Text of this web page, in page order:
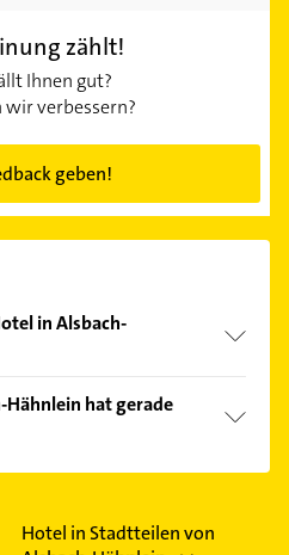
zählt!
Ihnen gut?
wir verbessern?
geben!
in Alsbach-
Sie von den
können Sie sich
sortiert anzeigen lassen.
Hähnlein hat gerade
Sie alleÖffnungszeiten.
Hotel in Stadtteilen von